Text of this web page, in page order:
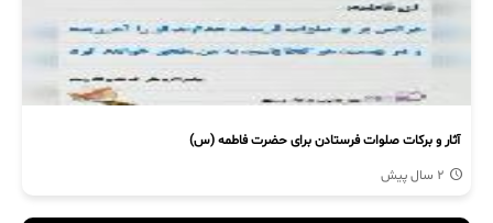
آثار و برکات صلوات فرستادن برای حضرت فاطمه (س)